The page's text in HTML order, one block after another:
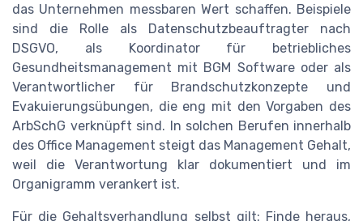
das Unternehmen messbaren Wert schaffen. Beispiele
sind die Rolle als Datenschutzbeauftragter nach
DSGVO, als Koordinator für betriebliches
Gesundheitsmanagement mit BGM Software oder als
Verantwortlicher für Brandschutzkonzepte und
Evakuierungsübungen, die eng mit den Vorgaben des
ArbSchG verknüpft sind. In solchen Berufen innerhalb
des Office Management steigt das Management Gehalt,
weil die Verantwortung klar dokumentiert und im
Organigramm verankert ist.
Für die Gehaltsverhandlung selbst gilt: Finde heraus,